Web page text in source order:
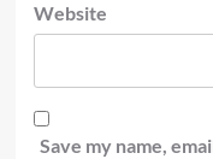
Website
Save my name,